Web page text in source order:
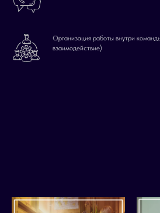
Организация работы внутри
взаимодействие)